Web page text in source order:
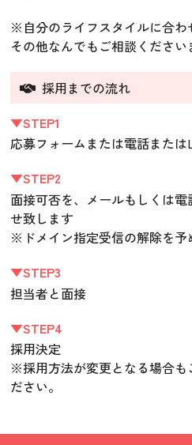
※自分のライフスタイルに合わ
その他なんでもご相談ください
採用までの流れ
▼STEP1
応募フォームまたは電話また
▼STEP2
面接可否を、メールもしくは
せ致します
※ドメイン指定受信の解除を予
▼STEP3
担当者と面接
▼STEP4
採用決定
※採用方法が変更となる場合も
ださい。